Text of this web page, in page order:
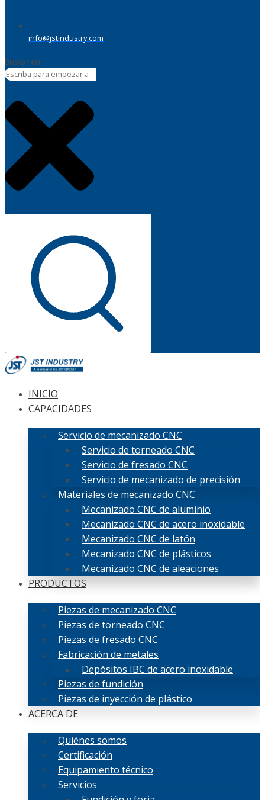
info@jstindustry.com
Buscar en
INICIO
CAPACIDADES
Servicio de mecanizado CNC
Servicio de torneado CNC
Servicio de fresado CNC
Servicio de mecanizado de precisión
Materiales de mecanizado CNC
Mecanizado CNC de aluminio
Mecanizado CNC de acero inoxidable
Mecanizado CNC de latón
Mecanizado CNC de plásticos
Mecanizado CNC de aleaciones
PRODUCTOS
Piezas de mecanizado CNC
Piezas de torneado CNC
Piezas de fresado CNC
Fabricación de metales
Depósitos IBC de acero inoxidable
Piezas de fundición
Piezas de inyección de plástico
ACERCA DE
Quiénes somos
Certificación
Equipamiento técnico
Servicios